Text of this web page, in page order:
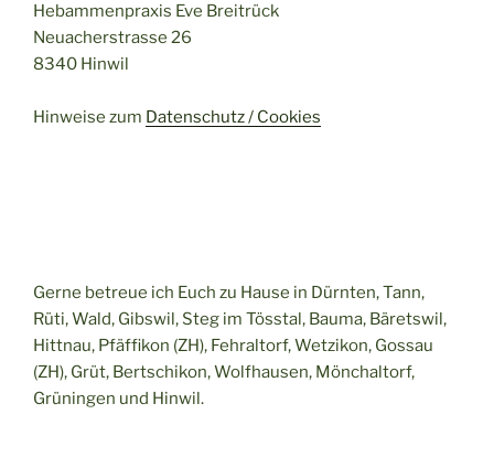
Hebammenpraxis Eve Breitrück
Neuacherstrasse 26
8340 Hinwil
Hinweise zum Datenschutz / Cookies
Gerne betreue ich Euch zu Hause in Dürnten, Tann,
Rüti, Wald, Gibswil, Steg im Tösstal, Bauma, Bäretswil,
Hittnau, Pfäffikon (ZH), Fehraltorf, Wetzikon, Gossau
(ZH), Grüt, Bertschikon, Wolfhausen, Mönchaltorf,
Grüningen und Hinwil.